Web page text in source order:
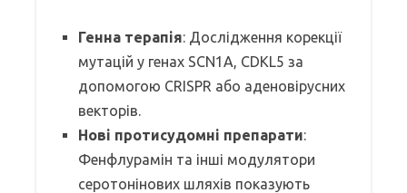
Генна терапія: Дослідження корекції
мутацій у генах SCN1A, CDKL5 за
допомогою CRISPR або аденовірусних
векторів.
Нові протисудомні препарати:
Фенфлурамін та інші модулятори
серотонінових шляхів показують